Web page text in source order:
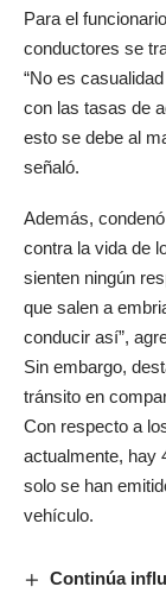
Para el
conductores se
“No es
con las tasas de
esto se debe al
señaló.
Además,
contra la vida de
sienten ningún
que salen a
conducir así”,
Sin embargo,
tránsito en
Con respecto a
actualmente, hay
solo se han
vehículo.
Continúa